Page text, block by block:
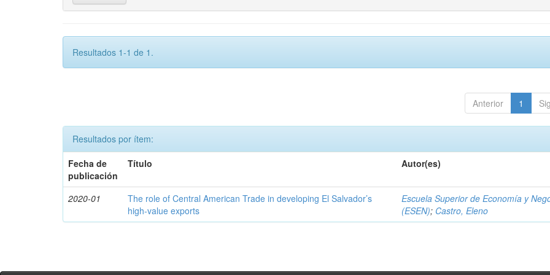
Resultados 1-1 de 1.
Anterior 1
Resultados por ítem:
Fecha de
publicación
Título Autor(es)
2020-01
The role of Central American Trade in developing El Salvador’s
high-value exports
Escuela Superior de Economía y
(ESEN); Castro, Eleno